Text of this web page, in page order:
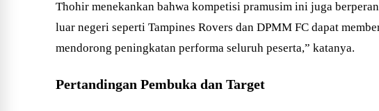
Thohir menekankan bahwa kompetisi pramusim ini juga
luar negeri seperti Tampines Rovers dan DPMM FC dapat
mendorong peningkatan performa seluruh peserta,” katanya.
Pertandingan Pembuka dan Target